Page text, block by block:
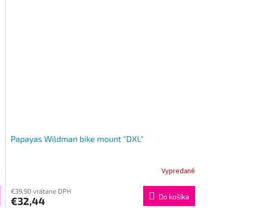
Papayas Wildman bike mount "DXL"
Vypredané
€39,90 vrátane DPH
€32,44 Do košíka